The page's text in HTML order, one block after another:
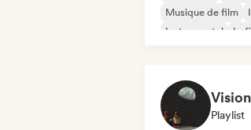
Musique de film
Instrumental
Playlist